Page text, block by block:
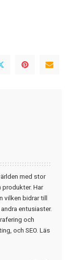
med stor
produkter. Har
vilken bidrar till
entusiaster.
och
och SEO. Läs